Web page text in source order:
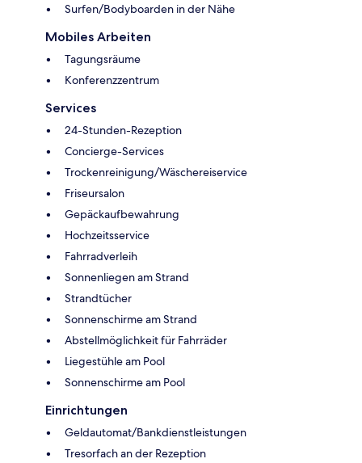
Surfen/Bodyboarden in der Nähe
Mobiles Arbeiten
Tagungsräume
Konferenzzentrum
Services
24-Stunden-Rezeption
Concierge-Services
Trockenreinigung/Wäschereiservice
Friseursalon
Gepäckaufbewahrung
Hochzeitsservice
Fahrradverleih
Sonnenliegen am Strand
Strandtücher
Sonnenschirme am Strand
Abstellmöglichkeit für Fahrräder
Liegestühle am Pool
Sonnenschirme am Pool
Einrichtungen
Geldautomat/Bankdienstleistungen
Tresorfach an der Rezeption